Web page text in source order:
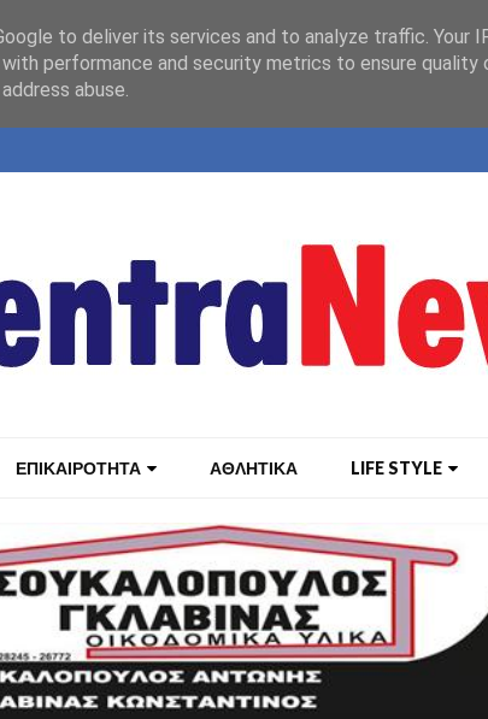
ΕΠΙΚΑΙΡΟΤΗΤΑ ΑΘΛΗΤΙΚΑ LIFE STYLE
to deliver its services and to analyze traffic. Your
performance and security metrics to ensure quality
abuse.